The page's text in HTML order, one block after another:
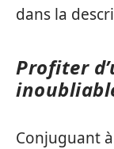
dans la
Profiter
Conjuguant